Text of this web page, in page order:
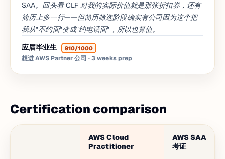
SAA。回头看 CLF 对我的实际价值就是那张折扣券，还有
简历上多一行——但简历筛选阶段确实有公司因为这个把
我从"不约面"变成"约电话面"，所以也算值。
应届毕业生
910/1000
想进 AWS Partner 公司 · 3 weeks prep
Certification comparison
AWS Cloud
Practitioner
AWS SAA
考证